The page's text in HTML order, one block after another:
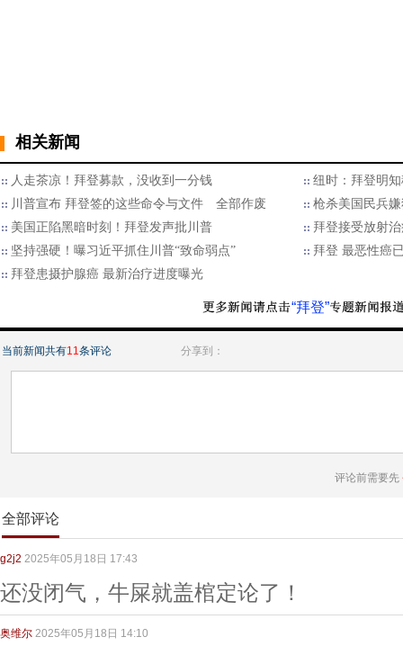
相关新闻
人走茶凉！拜登募款，没收到一分钱
纽时：拜登明
川普宣布 拜登签的这些命令与文件 全部作废
枪杀美国民兵
美国正陷黑暗时刻！拜登发声批川普
拜登接受放射
坚持强硬！曝习近平抓住川普“致命弱点”
拜登 最恶性癌
拜登患摄护腺癌 最新治疗进度曝光
“拜登”
当前新闻共有11条评论 分享到：
评论前需要先
全部评论
g2j2 2025年05月18日 17:43
还没闭气，牛屎就盖棺定论了！
奥维尔 2025年05月18日 14:10